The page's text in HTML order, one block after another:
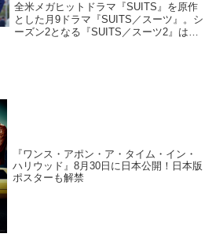
全米メガヒットドラマ『SUITS』を原作
とした月9ドラマ『SUITS／スーツ』。シ
ーズン2となる『SUITS／スーツ2』は新
『ワンス・アポン・ア・タイム・イン・
ハリウッド』8月30日に日本公開！日本版
ポスターも解禁